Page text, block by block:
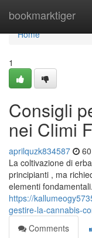
bookmarktiger
Home
Home
1
Consigli
nei Climi
aprilquzk834587
La coltivazione di
principianti , ma
elementi
https://
gestire-la-cannabis-
Comments